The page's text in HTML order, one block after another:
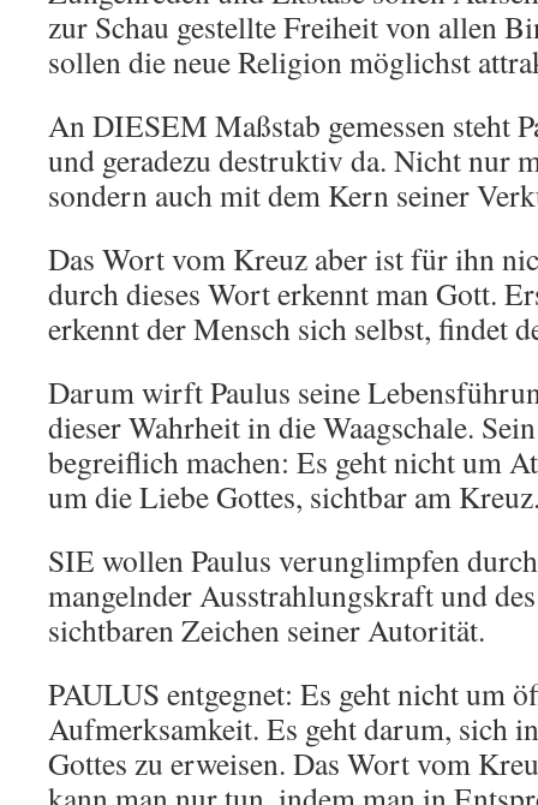
zur Schau gestellte Freiheit von allen
sollen die neue Religion möglichst
An DIESEM Maßstab gemessen steht
und geradezu destruktiv da. Nicht nur
sondern auch mit dem Kern seiner
Das Wort vom Kreuz aber ist für ihn
durch dieses Wort erkennt man Gott.
erkennt der Mensch sich selbst, findet
Darum wirft Paulus seine
dieser Wahrheit in die Waagschale.
begreiflich machen: Es geht nicht um
um die Liebe Gottes, sichtbar am
SIE wollen Paulus verunglimpfen
mangelnder Ausstrahlungskraft und
sichtbaren Zeichen seiner Autorität.
PAULUS entgegnet: Es geht nicht um
Aufmerksamkeit. Es geht darum, sich
Gottes zu erweisen. Das Wort vom